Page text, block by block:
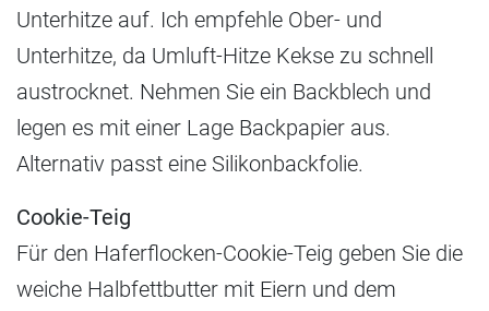
Unterhitze auf. Ich empfehle Ober- und
Unterhitze, da Umluft-Hitze Kekse zu schnell
austrocknet. Nehmen Sie ein Backblech und
legen es mit einer Lage Backpapier aus.
Alternativ passt eine Silikonbackfolie.
Cookie-Teig
Für den Haferflocken-Cookie-Teig geben Sie die
weiche Halbfettbutter mit Eiern und dem